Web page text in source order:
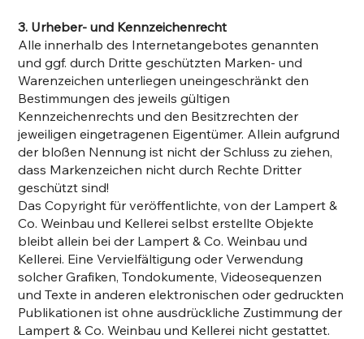
3. Urheber- und Kennzeichenrecht
Alle innerhalb des Internetangebotes genannten
und ggf. durch Dritte geschützten Marken- und
Warenzeichen unterliegen uneingeschränkt den
Bestimmungen des jeweils gültigen
Kennzeichenrechts und den Besitzrechten der
jeweiligen eingetragenen Eigentümer. Allein aufgrund
der bloßen Nennung ist nicht der Schluss zu ziehen,
dass Markenzeichen nicht durch Rechte Dritter
geschützt sind!
Das Copyright für veröffentlichte, von der Lampert &
Co. Weinbau und Kellerei selbst erstellte Objekte
bleibt allein bei der Lampert & Co. Weinbau und
Kellerei. Eine Vervielfältigung oder Verwendung
solcher Grafiken, Tondokumente, Videosequenzen
und Texte in anderen elektronischen oder gedruckten
Publikationen ist ohne ausdrückliche Zustimmung der
Lampert & Co. Weinbau und Kellerei nicht gestattet.